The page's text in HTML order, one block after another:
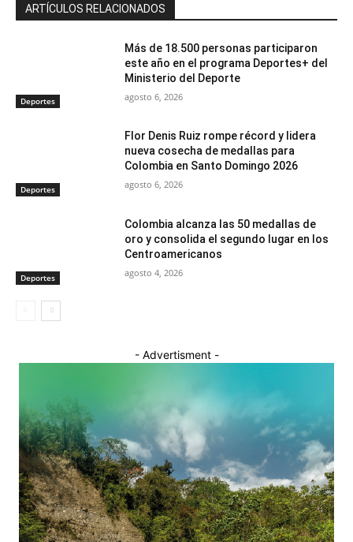
ARTÍCULOS RELACIONADOS
Deportes
Más de 18.500 personas participaron
este año en el programa Deportes+ del
Ministerio del Deporte
agosto 6, 2026
Deportes
Flor Denis Ruiz rompe récord y lidera
nueva cosecha de medallas para
Colombia en Santo Domingo 2026
agosto 6, 2026
Deportes
Colombia alcanza las 50 medallas de
oro y consolida el segundo lugar en los
Centroamericanos
agosto 4, 2026
- Advertisment -